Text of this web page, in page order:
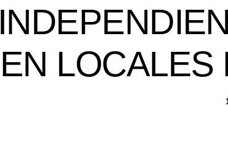
EN LOCALES